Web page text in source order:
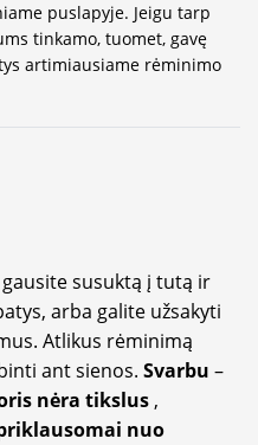
puslapyje. Jeigu tarp
tinkamo, tuomet, gavę
artimiausiame rėminimo
susuktą į tutą ir
arba galite užsakyti
Atlikus rėminimą
ant sienos. Svarbu –
nėra tikslus ,
nuo